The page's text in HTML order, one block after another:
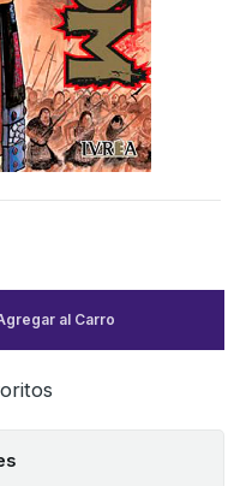
al Carro